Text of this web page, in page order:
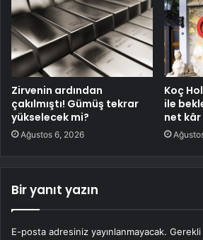
Zirvenin ardından
çakılmıştı! Gümüş tekrar
yükselecek mi?
Ağustos 6, 2026
Koç
ile
net
Bir yanıt yazın
E-posta adresiniz yayınlanmayacak. Gerekli